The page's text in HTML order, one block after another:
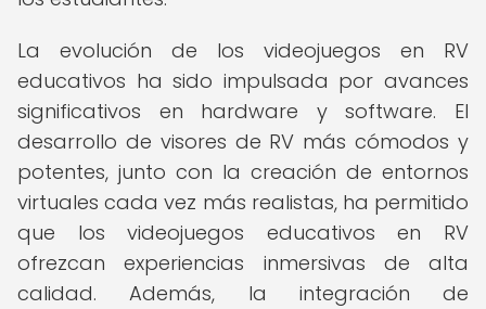
La evolución de los videojuegos en RV
educativos ha sido impulsada por avances
significativos en hardware y software. El
desarrollo de visores de RV más cómodos y
potentes, junto con la creación de entornos
virtuales cada vez más realistas, ha permitido
que los videojuegos educativos en RV
ofrezcan experiencias inmersivas de alta
calidad. Además, la integración de